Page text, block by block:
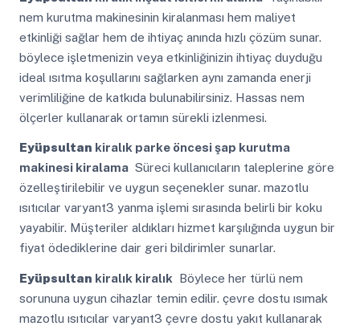
nem kurutma makinesinin kiralanması hem maliyet
etkinliği sağlar hem de ihtiyaç anında hızlı çözüm sunar.
böylece işletmenizin veya etkinliğinizin ihtiyaç duyduğu
ideal ısıtma koşullarını sağlarken aynı zamanda enerji
verimliliğine de katkıda bulunabilirsiniz. Hassas nem
ölçerler kullanarak ortamın sürekli izlenmesi.
Eyüpsultan kiralık parke öncesi şap kurutma
makinesi kiralamaSüreci kullanıcıların taleplerine göre
özelleştirilebilir ve uygun seçenekler sunar. mazotlu
ısıtıcılar varyant3 yanma işlemi sırasında belirli bir koku
yayabilir. Müşteriler aldıkları hizmet karşılığında uygun bir
fiyat ödediklerine dair geri bildirimler sunarlar.
Eyüpsultan kiralık kiralık Böylece her türlü nem
sorununa uygun cihazlar temin edilir. çevre dostu ısımak
mazotlu ısıtıcılar varyant3 çevre dostu yakıt kullanarak